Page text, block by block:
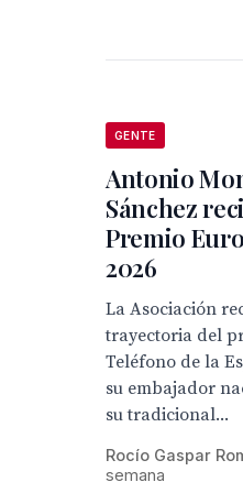
GENTE
Antonio
Sánchez
Premio
2026
La Asociación
trayectoria del
Teléfono de la
su embajador
su tradicional...
Rocío Gaspar
semana